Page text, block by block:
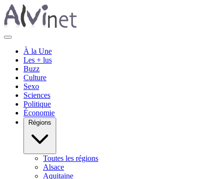
À la Une
Les + lus
Buzz
Culture
Sexo
Sciences
Politique
Économie
Régions
Toutes les régions
Alsace
Aquitaine